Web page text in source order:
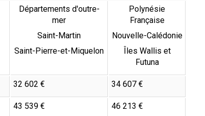
Départements d'outre-
mer
Saint-Martin
Saint-Pierre-et-Miquelon
Polynésie
Française
Nouvelle-Calédonie
Îles Wallis et
Futuna
32 602 € 34 607 €
43 539 € 46 213 €